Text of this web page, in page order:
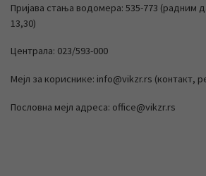
Пријава стања водомера: 535-773 (радним
13,30)
Централа: 023/593-000
Мејл за кориснике: info@vikzr.rs (контакт,
Пословна мејл адреса: office@vikzr.rs